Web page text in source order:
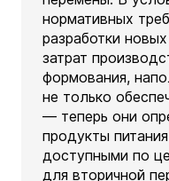
нормативных
разработки
затрат
формования,
не только
— теперь они
продукты
доступными по
для вторичной